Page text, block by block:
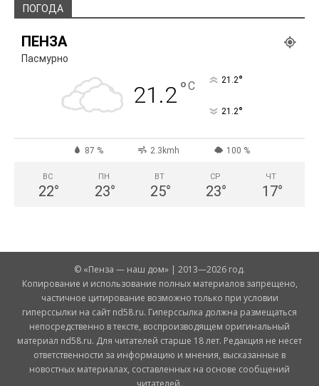
ПОГОДА
ПЕНЗА
Пасмурно
21.2°C 21.2°
21.2°
87 % 2.3kmh 100 %
ВС
22°
ПН
23°
ВТ
25°
СР
23°
ЧТ
17°
© «Пенза — наш дом» | 2013—2026 год.
Копирование и использование полных материалов запрещено,
частичное цитирование возможно только при условии
гиперссылки на сайт nd58.ru. Гиперссылка должна размещаться
непосредственно в тексте, воспроизводящем оригинальный
материал nd58.ru. Для читателей старше 18 лет. Редакция не несет
ответственности за информацию и мнения, высказанные в
новостных материалах, составленных на основе сообщений